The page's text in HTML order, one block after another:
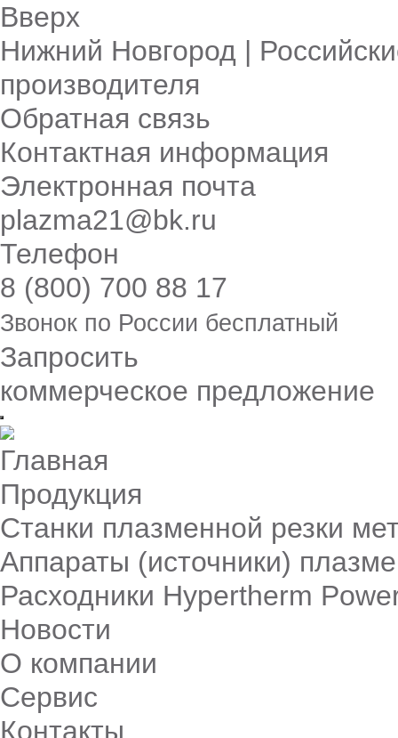
Вверх
Нижний Новгород |
производителя
Обратная связь
Контактная информация
Электронная почта
plazma21@bk.ru
Телефон
8 (800) 700 88 17
Звонок по России бесплатный
Запросить
коммерческое предложение
Главная
Продукция
Станки плазменной резки
Аппараты (источники)
Расходники Hypertherm
Новости
О компании
Сервис
Контакты